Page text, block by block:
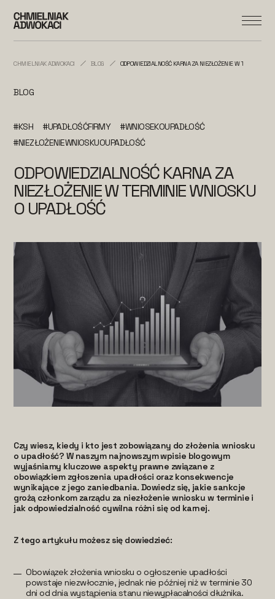
CHMIELNIAK ADWOKACI BLOG ODPOWIEDZIALNOŚĆ KARNA ZA NIEZŁOŻENIE W TERMINIE
BLOG
#KSH #UPADŁOŚĆFIRMY
#WNIOSEKOUPADŁOŚĆ
#NIEZŁOŻENIEWNIOSKUOUPADŁOŚĆ
ODPOWIEDZIALNOŚĆ KARNA ZA
NIEZŁOŻENIE W TERMINIE WNIOSKU
O UPADŁOŚĆ
Czy wiesz, kiedy i kto jest zobowiązany do złożenia wniosku
o upadłość? W naszym najnowszym wpisie blogowym
wyjaśniamy kluczowe aspekty prawne związane z
obowiązkiem zgłoszenia upadłości oraz konsekwencje
wynikające z jego zaniedbania. Dowiedz się, jakie sankcje
grożą członkom zarządu za niezłożenie wniosku w terminie i
jak odpowiedzialność cywilna różni się od karnej.
Z tego artykułu możesz się dowiedzieć:
Obowiązek złożenia wniosku o ogłoszenie upadłości
powstaje niezwłocznie, jednak nie później niż w terminie 30
dni od dnia wystąpienia stanu niewypłacalności dłużnika.